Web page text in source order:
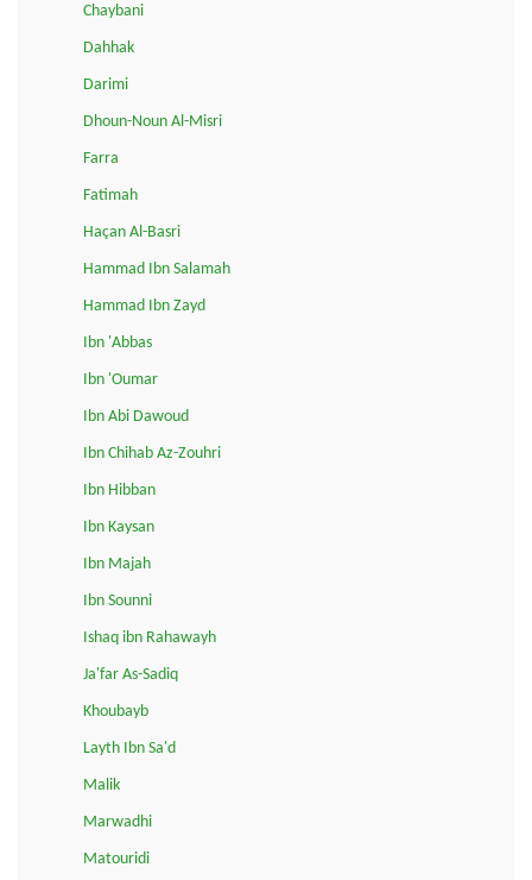
Chaybani
Dahhak
Darimi
Dhoun-Noun Al-Misri
Farra
Fatimah
Haçan Al-Basri
Hammad Ibn Salamah
Hammad Ibn Zayd
Ibn 'Abbas
Ibn 'Oumar
Ibn Abi Dawoud
Ibn Chihab Az-Zouhri
Ibn Hibban
Ibn Kaysan
Ibn Majah
Ibn Sounni
Ishaq ibn Rahawayh
Ja'far As-Sadiq
Khoubayb
Layth Ibn Sa'd
Malik
Marwadhi
Matouridi